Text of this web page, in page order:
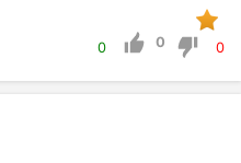
0 0 0